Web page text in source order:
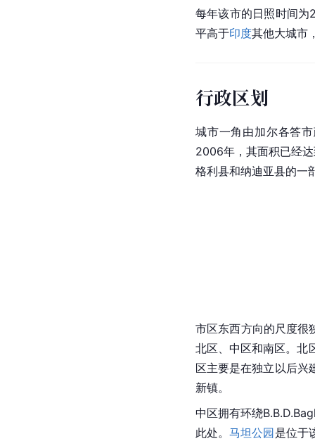
每年该市的日照时间
平高于印度其他大城市
行政区划
城市一角由加尔各答
2006年，其面积已经
格利县和纳迪亚县的一
市区东西方向的尺度很
北区、中区和南区。北
区主要是在独立以后兴
新镇。
中区拥有环绕B.B.D.
此处。马坦公园是位于